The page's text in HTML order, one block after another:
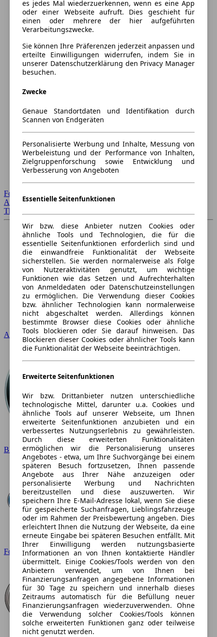
Forum Startseite
Alle Auto-Foren
Themen-Forum
Audi
BMW
Ford
es jedes Mal wiederzuerkennen, wenn es eine App
oder einer Webseite aufruft. Dies geschieht für
einen oder mehrere der hier aufgeführten
Verarbeitungszwecke.
Sie können Ihre Präferenzen jederzeit anpassen und
erteilte Einwilligungen widerrufen, indem Sie in
unserer Datenschutzerklärung den Privacy Manager
besuchen.
Zwecke
Genaue Standortdaten und Identifikation durch
Scannen von Endgeräten
Personalisierte Werbung und Inhalte, Messung von
Werbeleistung und der Performance von Inhalten,
Zielgruppenforschung sowie Entwicklung und
Verbesserung von Angeboten
Essentielle Seitenfunktionen
Wir bzw. diese Anbieter nutzen Cookies oder
ähnliche Tools und Technologien, die für die
essentielle Seitenfunktionen erforderlich sind und
die einwandfreie Funktionalität der Webseite
sicherstellen. Sie werden normalerweise als Folge
von Nutzeraktivitäten genutzt, um wichtige
Funktionen wie das Setzen und Aufrechterhalten
von Anmeldedaten oder Datenschutzeinstellungen
zu ermöglichen. Die Verwendung dieser Cookies
bzw. ähnlicher Technologien kann normalerweise
nicht abgeschaltet werden. Allerdings können
bestimmte Browser diese Cookies oder ähnliche
Tools blockieren oder Sie darauf hinweisen. Das
Blockieren dieser Cookies oder ähnlicher Tools kann
die Funktionalität der Webseite beeinträchtigen.
Erweiterte Seitenfunktionen
Wir bzw. Drittanbieter nutzen unterschiedliche
technologische Mittel, darunter u.a. Cookies und
ähnliche Tools auf unserer Webseite, um Ihnen
erweiterte Seitenfunktionen anzubieten und ein
verbessertes Nutzungserlebnis zu gewährleisten.
Durch diese erweiterten Funktionalitäten
ermöglichen wir die Personalisierung unseres
Angebotes - etwa, um Ihre Suchvorgänge bei einem
späteren Besuch fortzusetzen, Ihnen passende
Angebote aus Ihrer Nähe anzuzeigen oder
personalisierte Werbung und Nachrichten
bereitzustellen und diese auszuwerten. Wir
speichern Ihre E-Mail-Adresse lokal, wenn Sie diese
für gespeicherte Suchanfragen, Lieblingsfahrzeuge
oder im Rahmen der Preisbewertung angeben. Dies
erleichtert Ihnen die Nutzung der Webseite, da eine
erneute Eingabe bei späteren Besuchen entfällt. Mit
Ihrer Einwilligung werden nutzungsbasierte
Informationen an von Ihnen kontaktierte Händler
übermittelt. Einige Cookies/Tools werden von den
Anbietern verwendet, um von Ihnen bei
Finanzierungsanfragen angegebene Informationen
für 30 Tage zu speichern und innerhalb dieses
Zeitraums automatisch für die Befüllung neuer
Finanzierungsanfragen wiederzuverwenden. Ohne
die Verwendung solcher Cookies/Tools können
solche erweiterten Funktionen ganz oder teilweise
nicht genutzt werden.